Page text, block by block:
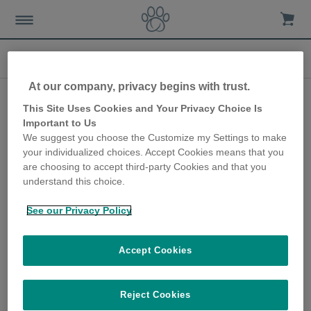
Sure Petcare gibt den
Launch von FELAQUA
CONNECT bekannt
23rd March 2021
Trinkverhaltens von Katzen: CAMBRIDGE, UK
führende Spezialist im Bereich moderner
Heimtiertechnologie, hat heute die
Markteinführung von FELAQUATM CONNECT,
einem neuartigen Wasserversorungs- &
Überwachungssystem für Katzen, welches
At our company, privacy begins with trust.
This Site Uses Cookies and Your Privacy Choice Is
Important to Us
We suggest you choose the Customize my Settings to make
your individualized choices. Accept Cookies means that you
are choosing to accept third-party Cookies and that you
understand this choice.
See our Privacy Policy
Reject Cookies
Accept Cookies